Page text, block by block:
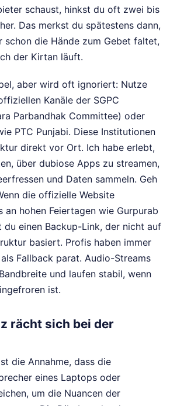
schaust, hinkst du oft zwei bis
Das merkst du spätestens dann,
schon die Hände zum Gebet faltet,
der Kirtan läuft.
aber wird oft ignoriert: Nutze
Kanäle der SGPC
Parbandhak Committee) oder
PTC Punjabi. Diese Institutionen
direkt vor Ort. Ich habe erlebt,
über dubiose Apps zu streamen,
und Daten sammeln. Geh
die offizielle Website
an hohen Feiertagen wie Gurpurab
du einen Backup-Link, der nicht auf
basiert. Profis haben immer
Fallback parat. Audio-Streams
und laufen stabil, wenn
ist.
rächt sich bei der
die Annahme, dass die
eines Laptops oder
um die Nuancen der